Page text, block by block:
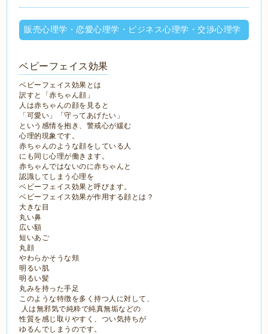
販売心理学・恋愛心理学・ビジネス心理学・交渉心理学
ベビーフェイス効果
ベビーフェイス効果とは
訳すと「赤ちゃん顔」
人は赤ちゃんの顔を見ると
「可愛い」「守ってあげたい」
という感情を抱き、警戒心が緩む
心理的現象です。
赤ちゃんのような顔をしている人
にも同じ心理が働きます。
赤ちゃんではないのに赤ちゃんと
認識してしまう心理を
ベビーフェイス効果と呼びます。
ベビーフェイス効果が作用する顔とは？
大きな目
丸い鼻
広い額
短いあご
丸顔
やわらかそうな頬
明るい肌
明るい髪
丸みを持った手足
このような特徴を多く持つ人に対して、
人は無邪気で純粋で純真無垢などの
性質を感じ取りやすく、つい気持ちが
ゆるんでしまうのです。